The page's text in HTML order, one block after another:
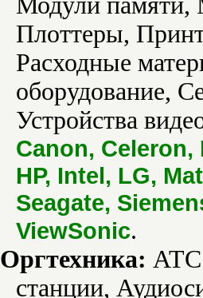
Плоттеры,
Расходные
оборудование,
Устройства
Canon, Celeron,
HP, Intel, LG,
Seagate,
ViewSonic.
Оргтехника: АТС
станции,